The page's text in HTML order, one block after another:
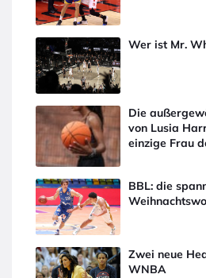
Wer ist Mr.
Die
von Lusia
einzige Frau
BBL: die
Zwei neue
WNBA